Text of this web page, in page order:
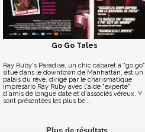
Go Go Tales
Ray Ruby's Paradise, un chic cabaret à "go go"
situé dans le downtown de Manhattan, est un
palais du rêve, dirigé par le charismatique
impresario Ray Ruby avec l'aide "experte"
d'amis de longue date et d'associés véreux. Y
sont présentées les plus be...